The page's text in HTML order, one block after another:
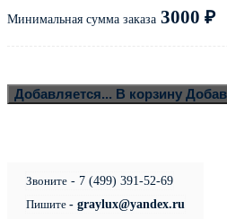
Минимальная сумма заказа 3000 ₽
Добавляется... В корзину
Звоните - 7 (499) 391-52-69
Пишите - graylux@yandex.ru